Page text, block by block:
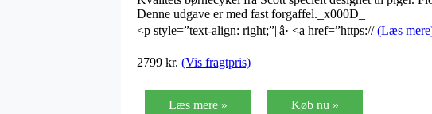
Denne udgave er med fast forgaffel._x000D_
<p style=”text-align: right;”||â· <a href=”https://(Læs
2799 kr. (Vis fragtpris)
Læs mere » Køb nu »